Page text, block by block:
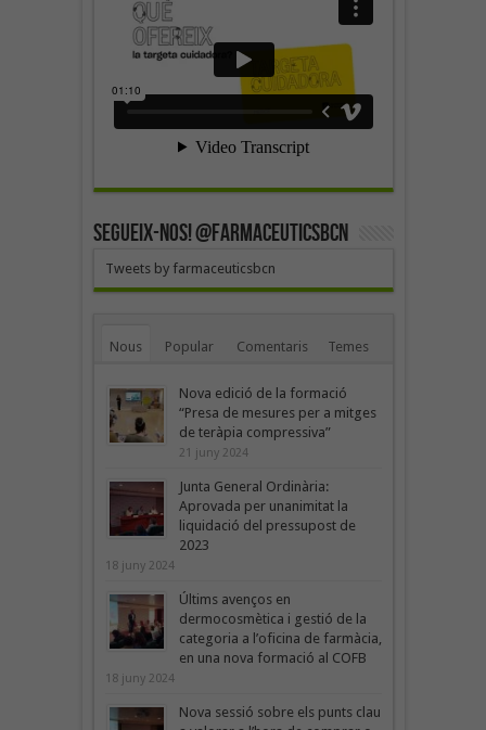
SEGUEIX-NOS! @farmaceuticsbcn
Tweets by farmaceuticsbcn
Nous Popular Comentaris Temes
Nova edició de la formació
“Presa de mesures per a mitges
de teràpia compressiva”
21 juny 2024
Junta General Ordinària:
Aprovada per unanimitat la
liquidació del pressupost de
2023
18 juny 2024
Últims avenços en
dermocosmètica i gestió de la
categoria a l’oficina de farmàcia,
en una nova formació al COFB
18 juny 2024
Nova sessió sobre els punts clau